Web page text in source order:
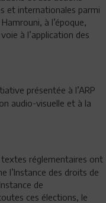
et internationales parmi
à l’époque,
à l’application des
présentée à l’ARP
audio-visuelle et à la
textes réglementaires ont
l’Instance des droits de
de
ces élections, le